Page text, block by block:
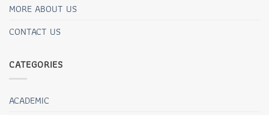
MORE ABOUT US
CONTACT US
CATEGORIES
ACADEMIC